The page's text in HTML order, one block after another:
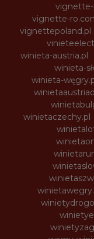
vignette-
vignettepoland.pl
winieta-austria.pl
winieta-
winieta-
winietaczechy.pl